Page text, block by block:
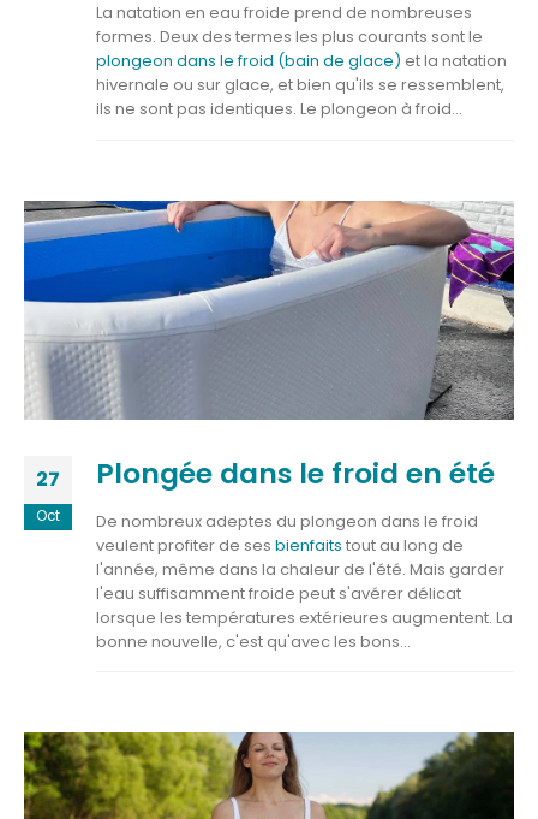
La natation en eau froide prend de nombreuses
formes. Deux des termes les plus courants sont le
plongeon dans le froid (bain de glace) et la natation
hivernale ou sur glace, et bien qu'ils se ressemblent,
ils ne sont pas identiques. Le plongeon à froid...
27
Oct
Plongée dans le froid en été
De nombreux adeptes du plongeon dans le froid
veulent profiter de ses bienfaits tout au long de
l'année, même dans la chaleur de l'été. Mais garder
l'eau suffisamment froide peut s'avérer délicat
lorsque les températures extérieures augmentent. La
bonne nouvelle, c'est qu'avec les bons...